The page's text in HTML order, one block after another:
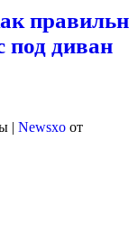
под диван
| Newsxo от